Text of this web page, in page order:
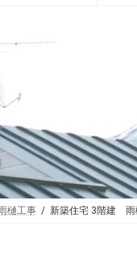
樋工事 新築住宅 3階建